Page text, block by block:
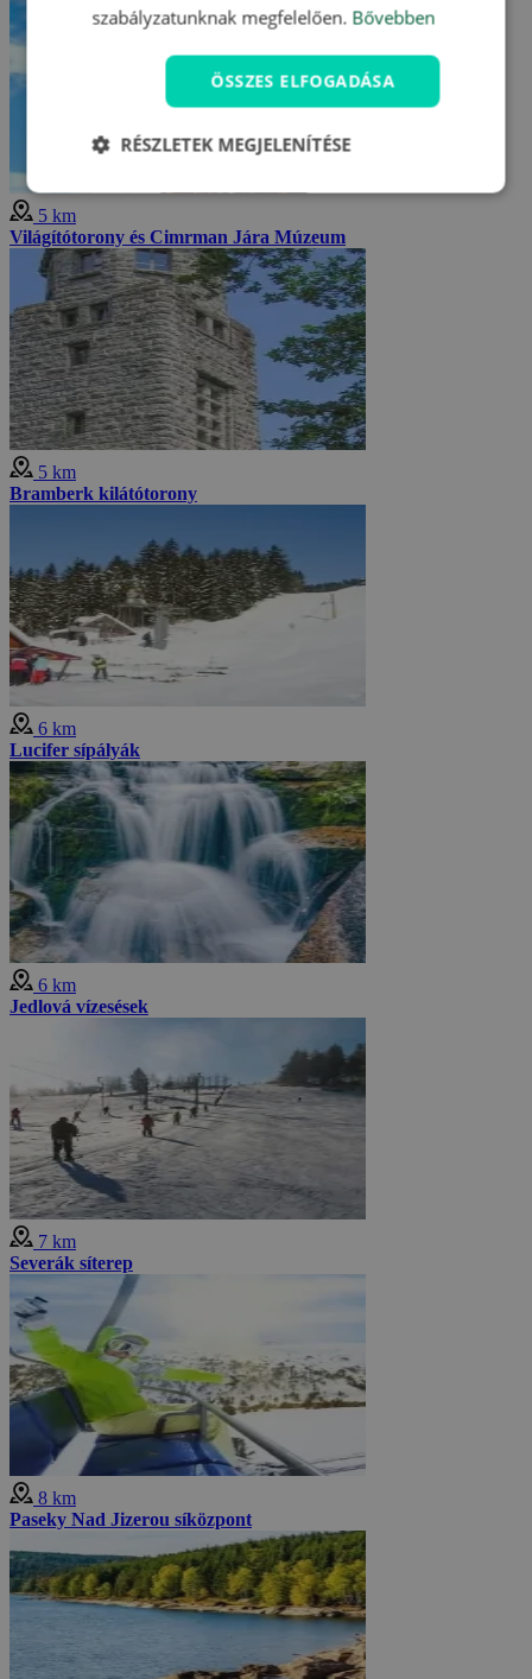
5 km
Világítótorony és Cimrman Jára Múzeum
5 km
Bramberk kilátótorony
6 km
Lucifer sípályák
6 km
Jedlová vízesések
7 km
Severák síterep
8 km
Paseky Nad Jizerou síközpont
szabályzatunknak megfelelően. Bővebben
ÖSSZES ELFOGADÁSA
RÉSZLETEK MEGJELENÍTÉSE